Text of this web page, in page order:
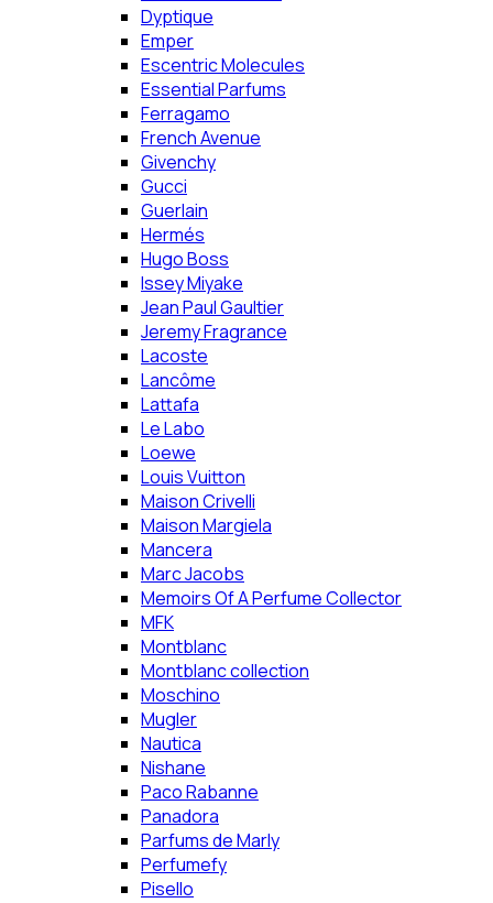
Dyptique
Emper
Escentric Molecules
Essential Parfums
Ferragamo
French Avenue
Givenchy
Gucci
Guerlain
Hermés
Hugo Boss
Issey Miyake
Jean Paul Gaultier
Jeremy Fragrance
Lacoste
Lancôme
Lattafa
Le Labo
Loewe
Louis Vuitton
Maison Crivelli
Maison Margiela
Mancera
Marc Jacobs
Memoirs Of A Perfume Collector
MFK
Montblanc
Montblanc collection
Moschino
Mugler
Nautica
Nishane
Paco Rabanne
Panadora
Parfums de Marly
Perfumefy
Pisello